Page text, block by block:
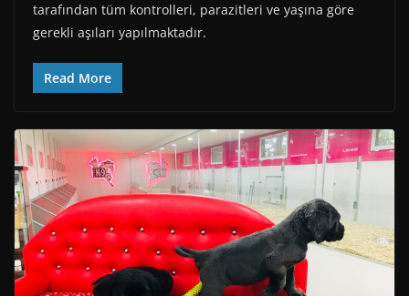
tarafından tüm kontrolleri, parazitleri ve yaşına göre
gerekli aşıları yapılmaktadır.
Read More